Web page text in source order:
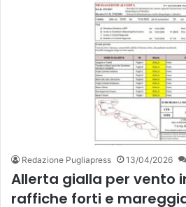
Redazione Pugliapress 13/04/2026
Allerta gialla per vento
raffiche forti e